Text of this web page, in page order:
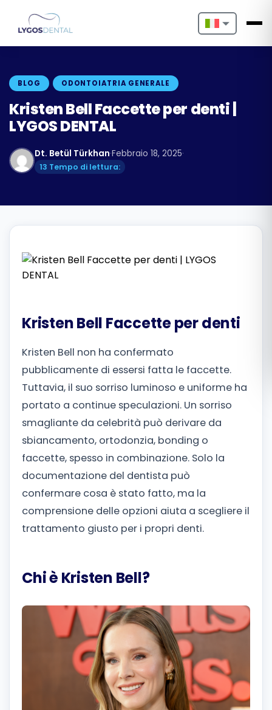
Nederlands
Français
Русский
BLOG ODONTOIATRIA GENERALE
Kristen Bell Faccette per denti |
LYGOS DENTAL
Dt. Betül Türkhan·Febbraio 18, 2025·
13 Tempo di lettura:
Kristen Bell Faccette per denti
Kristen Bell non ha confermato
pubblicamente di essersi fatta le faccette.
Tuttavia, il suo sorriso luminoso e uniforme ha
portato a continue speculazioni. Un sorriso
smagliante da celebrità può derivare da
sbiancamento, ortodonzia, bonding o
faccette, spesso in combinazione. Solo la
documentazione del dentista può
confermare cosa è stato fatto, ma la
comprensione delle opzioni aiuta a scegliere il
trattamento giusto per i propri denti.
Chi è Kristen Bell?